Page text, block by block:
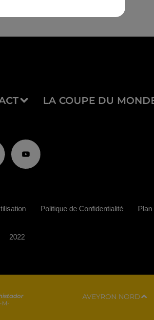
LA COUPE DU
-M-
AVEYRON NORD
Politique de Confidentialité Plan
2022